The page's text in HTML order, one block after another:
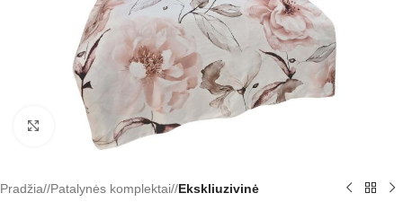
Padidinti
Pradžia/ Patalynės komplektai/ Ekskliuzivinė